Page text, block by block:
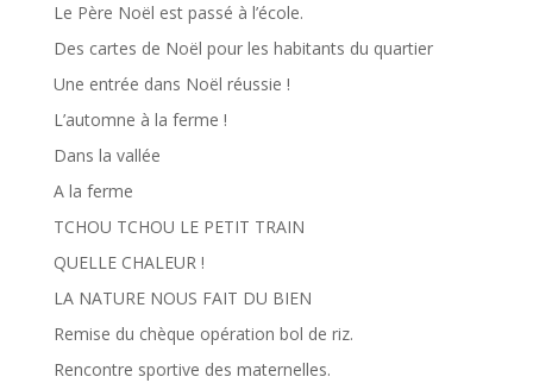
Le Père Noël est passé à l’école.
Des cartes de Noël pour les habitants du quartier
Une entrée dans Noël réussie !
L’automne à la ferme !
Dans la vallée
A la ferme
TCHOU TCHOU LE PETIT TRAIN
QUELLE CHALEUR !
LA NATURE NOUS FAIT DU BIEN
Remise du chèque opération bol de riz.
Rencontre sportive des maternelles.